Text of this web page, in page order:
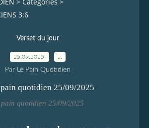
> Categories >
3:6
Verset du jour
25.09.2025
Par Le Pain Quotidien
pain quotidien 25/09/2025